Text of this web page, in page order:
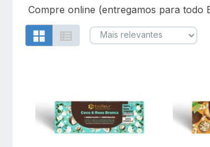
Compre online (entregamos para todo